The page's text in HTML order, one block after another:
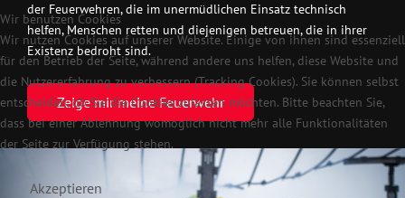
der Feuerwehren, die im unermüdlichen Einsatz technisch
helfen, Menschen retten und diejenigen betreuen, die in ihrer
Existenz bedroht sind.
Zeige mir meine Feuerwehr
Wir benutzen Cookies
Wir nutzen Cookies auf unserer Website. Einige von ihnen sind essenziell
für den Betrieb der Seite, während andere uns helfen, diese Website und
die Nutzererfahrung zu verbessern (Tracking Cookies). Sie können selbst
entscheiden, ob Sie die Cookies zulassen möchten. Bitte beachten Sie,
dass bei einer Ablehnung womöglich nicht mehr alle Funktionalitäten
der Seite zur Verfügung stehen.
Akzeptieren